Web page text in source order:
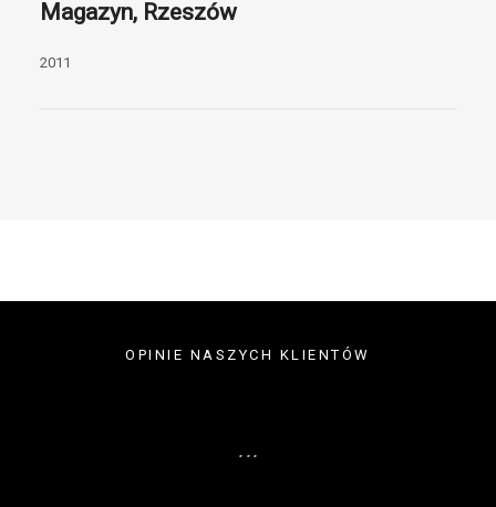
Magazyn, Rzeszów
2011
OPINIE NASZYCH KLIENTÓW
...